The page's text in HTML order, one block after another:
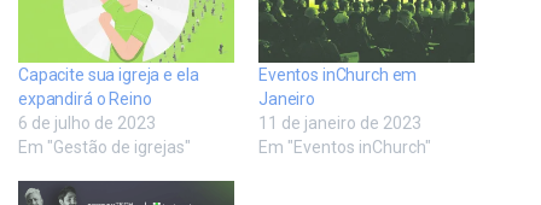
Capacite sua igreja e ela
expandirá o Reino
6 de julho de 2023
Em "Gestão de igrejas"
Eventos inChurch em
Janeiro
11 de janeiro de 2023
Em "Eventos inChurch"